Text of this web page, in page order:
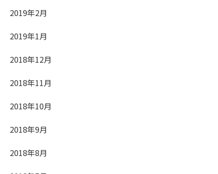
2019年2月
2019年1月
2018年12月
2018年11月
2018年10月
2018年9月
2018年8月